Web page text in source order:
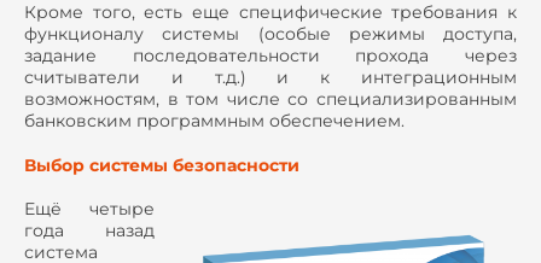
Кроме того, есть еще специфические требования к
функционалу системы (особые режимы доступа,
задание последовательности прохода через
считыватели и т.д.) и к интеграционным
возможностям, в том числе со специализированным
банковским программным обеспечением.
Выбор системы безопасности
Ещё четыре
года назад
система